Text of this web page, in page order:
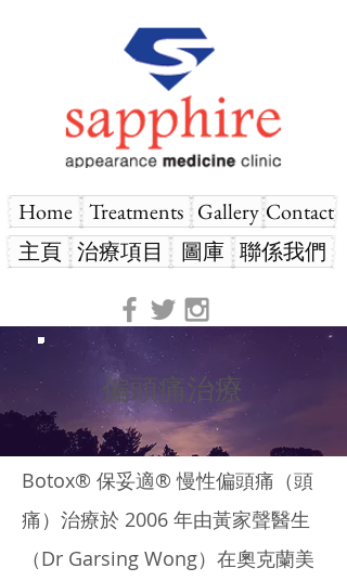
Home Treatments Gallery Contact
主頁 治療項目 圖庫 聯係我們
偏頭痛治療
Botox® 保妥適® 慢性偏頭痛（頭
痛）治療於 2006 年由黃家聲醫生
（Dr Garsing Wong）在奧克蘭美